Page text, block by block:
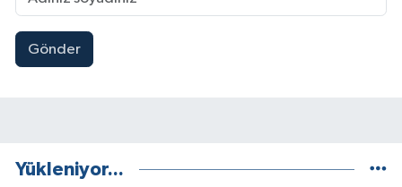
Gönder
Yükleniyor...